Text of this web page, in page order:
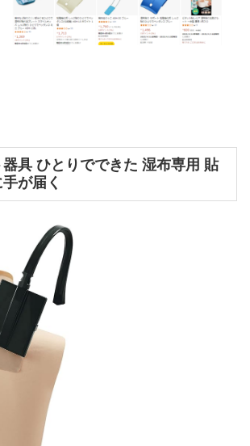
具 ひとりでできた 湿布専用 貼
が届く